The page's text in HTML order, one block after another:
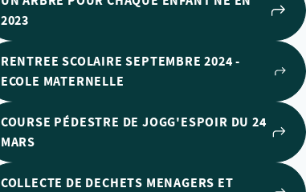
2023
RENTREE SCOLAIRE SEPTEMBRE 2024 -
ECOLE MATERNELLE
COURSE PÉDESTRE DE JOGG'ESPOIR DU 24
MARS
COLLECTE DE DECHETS MENAGERS ET